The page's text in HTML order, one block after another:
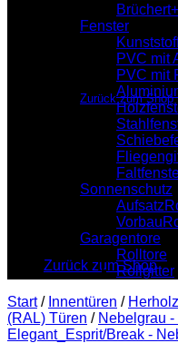
Es befinden sich
Zurück zum Shop
Warenkorb
Es befinden sich
Zurück zum Shop
Fenster
PVC mit
PVC mit
Sonnenschutz
Garagentore
Rolltore
Rollgitter
Start / Innentüren /
(RAL) Türen / Nebelgrau
Elegant_Esprit/Break -